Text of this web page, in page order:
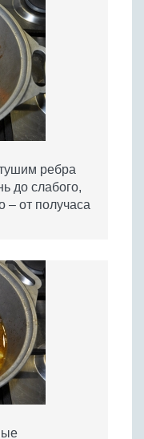
ребра
до слабого,
– от получаса